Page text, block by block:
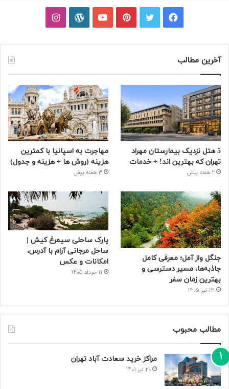
فیسبوکتوییترپینتریستیوتیوبوردپرساینستاگرام
آخرین مطالب
5 هتل نزدیک بیمارستان مهراد
تهران که بهترین‌ اند! + خدمات
2 هفته پیش
مهاجرت به اسپانیا با کمترین
هزینه (روش ها + هزینه و جدول)
3 هفته پیش
جنگل واز آمل؛ معرفی کامل
جاذبه‌ها، مسیر دسترسی و
بهترین زمان سفر
13 تیر 1405
پارک ساحلی سیمرغ کیش |
ساحل مرجانی آرام با آدرس،
امکانات و عکس
11 خرداد 1405
مطالب محبوب
مراکز خرید سعادت‌ آباد تهران
20 تیر 1401